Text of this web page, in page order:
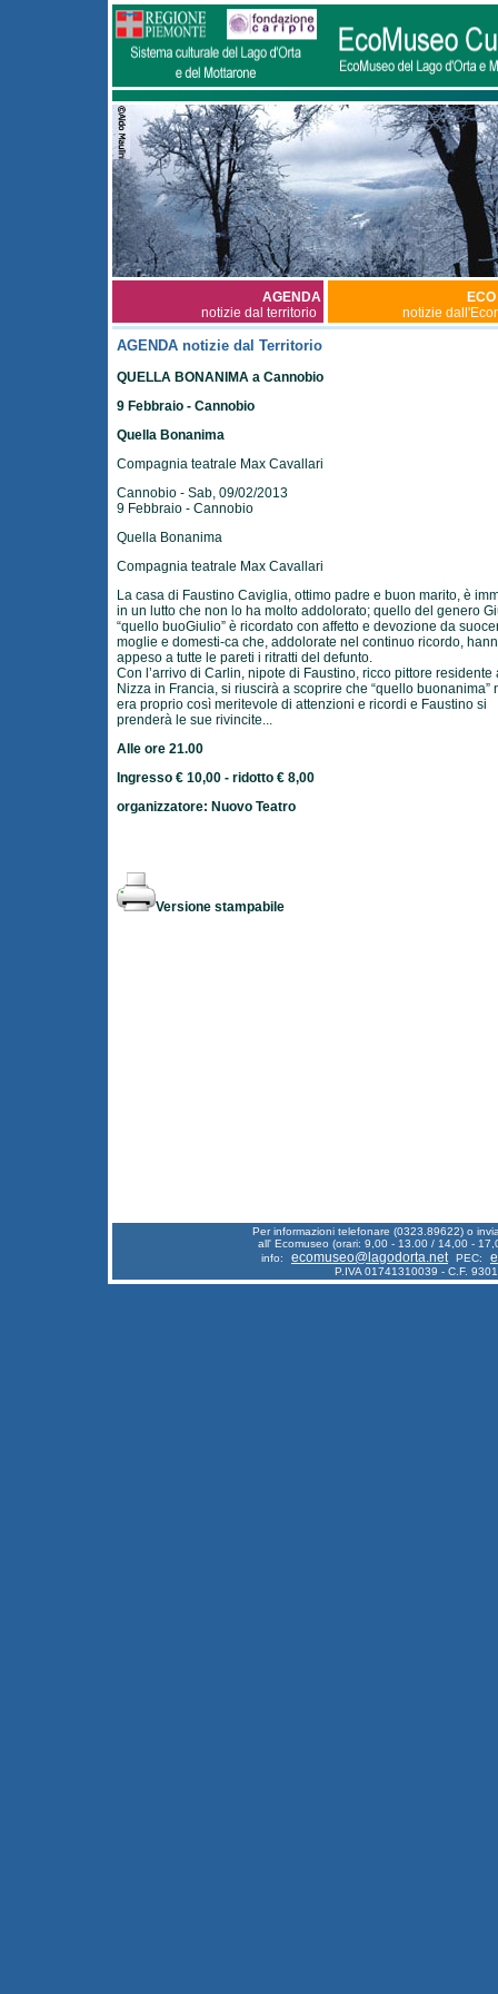
AGENDA
notizie dal territorio
notizie
AGENDA notizie dal Territorio
QUELLA BONANIMA a Cannobio
9 Febbraio - Cannobio
Quella Bonanima
Compagnia teatrale Max Cavallari
Cannobio - Sab, 09/02/2013
9 Febbraio - Cannobio
Quella Bonanima
Compagnia teatrale Max Cavallari
La casa di Faustino Caviglia, ottimo padre e buon marito, è
in un lutto che non lo ha molto addolorato; quello del genero
“quello buoGiulio” è ricordato con affetto e devozione da
moglie e domesti-ca che, addolorate nel continuo ricordo,
appeso a tutte le pareti i ritratti del defunto.
Con l’arrivo di Carlin, nipote di Faustino, ricco pittore residente
Nizza in Francia, si riuscirà a scoprire che “quello buonanima”
era proprio così meritevole di attenzioni e ricordi e Faustino si
prenderà le sue rivincite...
Alle ore 21.00
Ingresso € 10,00 - ridotto € 8,00
organizzatore: Nuovo Teatro
Versione stampabile
Per informazioni telefonare (0323.89622) o
all' Ecomuseo (orari: 9,00 - 13.00 / 14,00 -
info:
ecomuseo@lagodorta.net PEC:
P.IVA 01741310039 - C.F.